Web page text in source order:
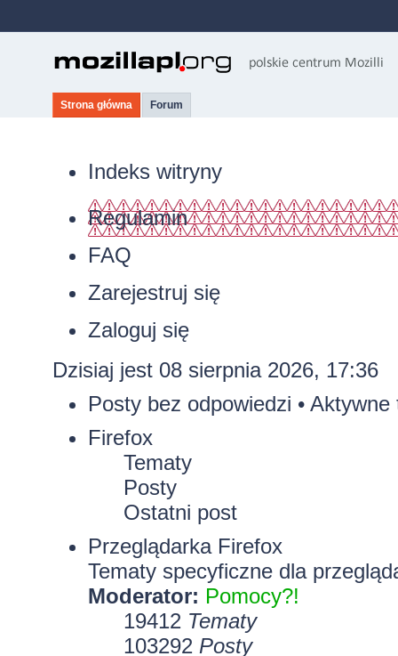
Strona główna Forum
Indeks witryny
Regulamin
FAQ
Zarejestruj się
Zaloguj się
Dzisiaj jest 08 sierpnia 2026, 17:36
Posty bez odpowiedzi • Aktywne
Firefox
Tematy
Posty
Ostatni post
Przeglądarka Firefox
Tematy specyficzne dla
Moderator: Pomocy?!
19412 Tematy
103292 Posty